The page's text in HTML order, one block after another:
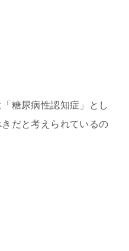
糖尿病性認知症」とし
だと考えられているの